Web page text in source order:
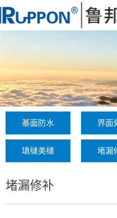
基面防水 界面
填缝美缝 堵漏
堵漏修补